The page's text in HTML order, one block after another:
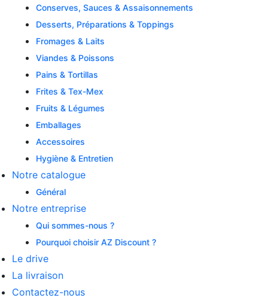
Conserves, Sauces & Assaisonnements
Desserts, Préparations & Toppings
Fromages & Laits
Viandes & Poissons
Pains & Tortillas
Frites & Tex-Mex
Fruits & Légumes
Emballages
Accessoires
Hygiène & Entretien
Notre catalogue
Général
Notre entreprise
Qui sommes-nous ?
Pourquoi choisir AZ Discount ?
Le drive
La livraison
Contactez-nous